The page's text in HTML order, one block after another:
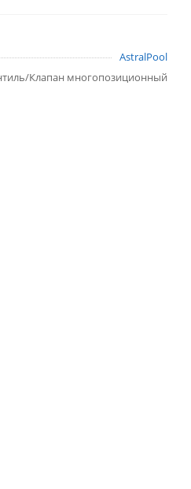
AstralPool
Клапан многопозиционный